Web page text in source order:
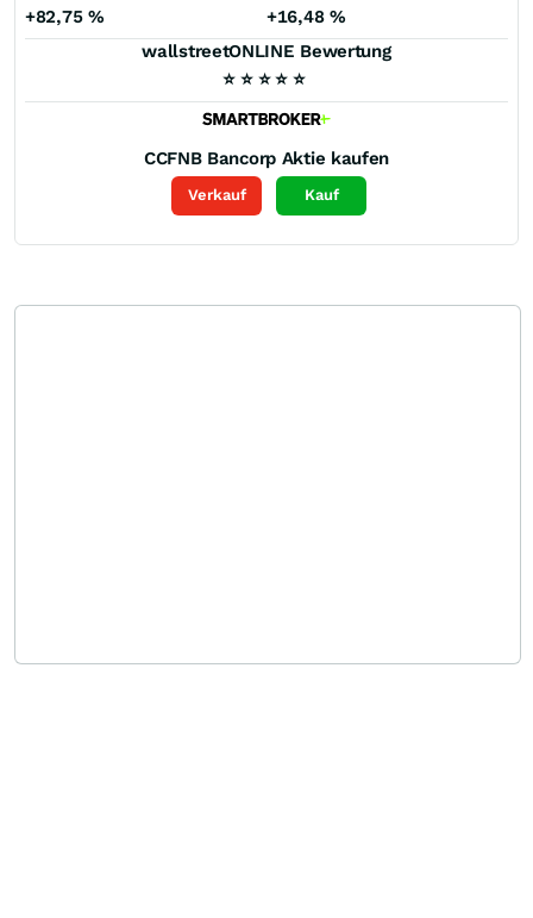
+82,75 % +16,48 %
wallstreetONLINE Bewertung
⭐ ⭐ ⭐ ⭐ ⭐
CCFNB Bancorp Aktie kaufen
Verkauf Kauf